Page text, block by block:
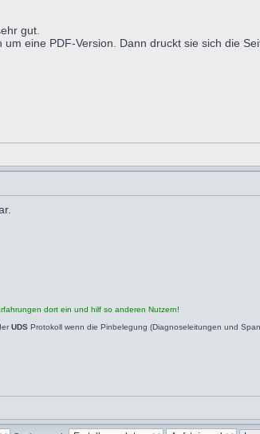
gut.
eine PDF-Version. Dann druckt sie sich die
dort ein und hilf so anderen Nutzern!
UDS Protokoll wenn die Pinbelegung (Diagnoseleitungen und